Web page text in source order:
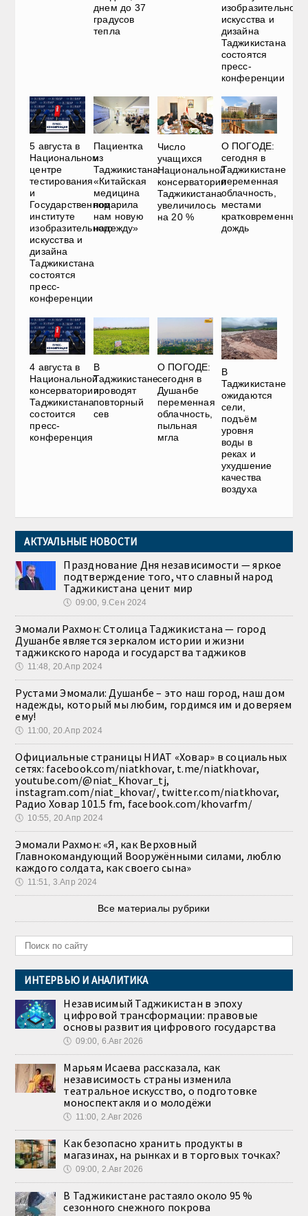
днем до 37
градусов
тепла
изобразительного
искусства и
дизайна
Таджикистана
состоятся
пресс-
конференции
5 августа в
Национальном
центре
тестирования
и
Государственном
институте
изобразительного
искусства и
дизайна
Таджикистана
состоятся
пресс-
конференции
Пациентка
из
Таджикистана:
«Китайская
медицина
подарила
нам новую
надежду»
Число
учащихся
Национальной
консерватории
Таджикистана
увеличилось
на 20 %
О ПОГОДЕ:
сегодня в
Таджикистане
переменная
облачность,
местами
кратковременный
дождь
4 августа в
Национальной
консерватории
Таджикистана
состоится
пресс-
конференция
В
Таджикистане
проводят
повторный
сев
О ПОГОДЕ:
сегодня в
Душанбе
переменная
облачность,
пыльная
мгла
В
Таджикистане
ожидаются
сели,
подъём
уровня
воды в
реках и
ухудшение
качества
воздуха
АКТУАЛЬНЫЕ НОВОСТИ
Празднование Дня независимости — яркое
подтверждение того, что славный народ
Таджикистана ценит мир
🕔 09:00, 9.Сен 2024
Эмомали Рахмон: Столица Таджикистана — город
Душанбе является зеркалом истории и жизни
таджикского народа и государства таджиков
🕔 11:48, 20.Апр 2024
Рустами Эмомали: Душанбе – это наш город, наш дом
надежды, который мы любим, гордимся им и доверяем
ему!
🕔 11:00, 20.Апр 2024
Официальные страницы НИАТ «Ховар» в социальных
сетях: facebook.com/niatkhovar, t.me/niatkhovar,
youtube.com/@niat_Khovar_tj,
instagram.com/niat_khovar/, twitter.com/niatkhovar,
Радио Ховар 101.5 fm, facebook.com/khovarfm/
🕔 10:55, 20.Апр 2024
Эмомали Рахмон: «Я, как Верховный
Главнокомандующий Вооружёнными силами, люблю
каждого солдата, как своего сына»
🕔 11:51, 3.Апр 2024
Все материалы рубрики
ИНТЕРВЬЮ И АНАЛИТИКА
Независимый Таджикистан в эпоху
цифровой трансформации: правовые
основы развития цифрового государства
🕔 09:00, 6.Авг 2026
Марьям Исаева рассказала, как
независимость страны изменила
театральное искусство, о подготовке
моноспектакля и о молодёжи
🕔 11:00, 2.Авг 2026
Как безопасно хранить продукты в
магазинах, на рынках и в торговых точках?
🕔 09:00, 2.Авг 2026
В Таджикистане растаяло около 95 %
сезонного снежного покрова